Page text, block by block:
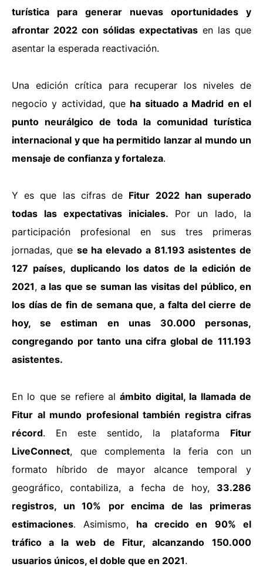
turística para generar nuevas oportunidades y
afrontar 2022 con sólidas expectativas en las que
asentar la esperada reactivación.
Una edición crítica para recuperar los niveles de
negocio y actividad, que ha situado a Madrid en el
punto neurálgico de toda la comunidad turística
internacional y que ha permitido lanzar al mundo un
mensaje de confianza y fortaleza.
Y es que las cifras de Fitur 2022 han superado
todas las expectativas iniciales. Por un lado, la
participación profesional en sus tres primeras
jornadas, que se ha elevado a 81.193 asistentes de
127 países, duplicando los datos de la edición de
2021, a las que se suman las visitas del público, en
los días de fin de semana que, a falta del cierre de
hoy, se estiman en unas 30.000 personas,
congregando por tanto una cifra global de 111.193
asistentes.
En lo que se refiere alámbito digital, la llamada de
Fitur al mundo profesional también registra cifras
récord. En este sentido, la plataforma Fitur
LiveConnect, que complementa la feria con un
formato híbrido de mayor alcance temporal y
geográfico, contabiliza, a fecha de hoy, 33.286
registros, un 10%
por encima de las primeras
estimaciones. Asimismo, ha crecido en
90% el
tráfico a la web
de Fitur, alcanzando
150.000
usuarios únicos, el doble que en 2021.